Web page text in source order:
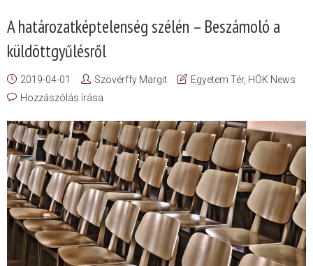
A határozatképtelenség szélén – Beszámoló a
küldöttgyűlésről
2019-04-01 Szövérffy Margit Egyetem Tér, HÖK News
Hozzászólás írása